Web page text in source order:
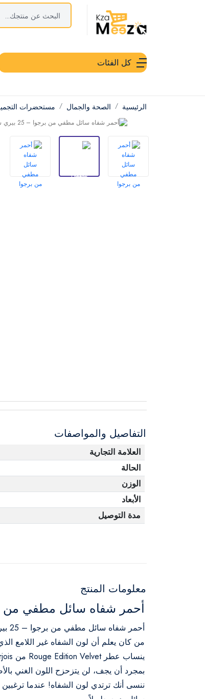
كل الفئات
الرئيسية الصحة والجمال مستحضرات
التفاصيل والمواصفات
العلامة التجارية
الحالة
الوزن
الأبعاد
مدة التوصيل
معلومات المنتج
أحمر شفاه سائل مطفي من برجوا –
أحمر شفاه سائل مطفي من برجوا – 25 بيري شيك
من كان يعلم أن لون الشفاه غير اللامع
ينساب عطر Rouge Edition Velvet من Bourjois بنعومة كالهمس.
بمجرد أن يجف، لن يتزحزح اللون الغني